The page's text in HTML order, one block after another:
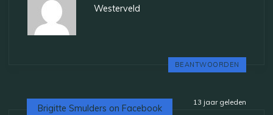
Westerveld
BEANTWOORDEN
13 jaar geleden
Brigitte Smulders on Facebook